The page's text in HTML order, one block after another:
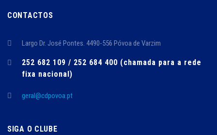
CONTACTOS
Largo Dr. José Pontes. 4490-556 Póvoa de Varzim
252 682 109 / 252 684 400 (chamada para a rede
fixa nacional)
geral@cdpovoa.pt
SIGA O CLUBE